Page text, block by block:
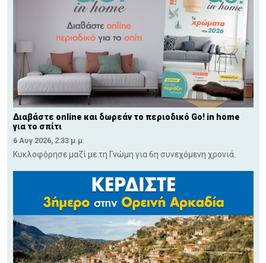
Διαβάστε online και δωρεάν το περιοδικό Go! in home
για το σπίτι
6 Αυγ 2026, 2:33 μ.μ.
Κυκλοφόρησε μαζί με τη Γνώμη για 6η συνεχόμενη χρονιά.